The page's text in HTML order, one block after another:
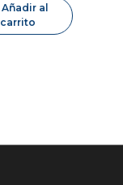
Añadir al
carrito